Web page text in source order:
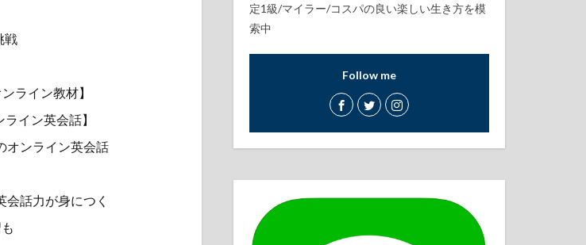
戦
ライン教材】
イン英会話】
オンライン英会話
話力が身につく
定1級/マイラー/コスパの良い楽しい生き方を模
索中
Follow me